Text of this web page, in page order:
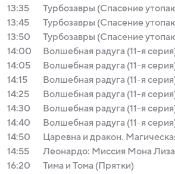
13:35
Турбозавры (Спасение
13:45
Турбозавры (Спасение
13:50
Турбозавры (Спасение
14:00
Волшебная радуга (11-я
14:05
Волшебная радуга (11-я
14:15
Волшебная радуга (11-я
14:25
Волшебная радуга (11-я
14:30
Волшебная радуга (11-я
14:40
Волшебная радуга (11-я
14:50
Царевна и дракон.
14:55
Леонардо: Миссия Мона Лиза
16:20
Тима и Тома (Прятки)